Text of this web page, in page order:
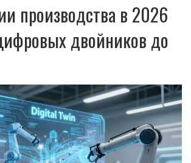
производства в 2026
двойников до